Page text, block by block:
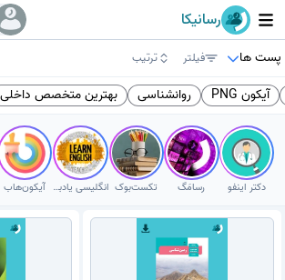
رسانیکا
پست ها
فیلتر ترتیب
آیکون PNG روانشناسی بهترین متخصص داخلی
دکتر اینفو رسامَگ تکست‌بوک انگلیسی یادبگیر آیکون‌هاب